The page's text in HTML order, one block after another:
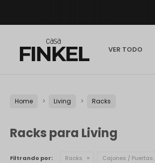
VER TODO
Home Living Racks
Racks para Living
Filtrando por: Racks Cajones / Puertas: